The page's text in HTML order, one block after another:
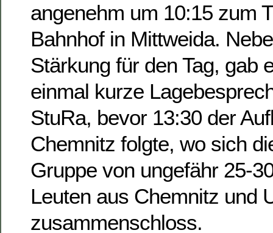
angenehm um 10:15 zum
Bahnhof in Mittweida.
Stärkung für den Tag, gab
einmal kurze
StuRa, bevor 13:30 der
Chemnitz folgte, wo sich
Gruppe von ungefähr 25-
Leuten aus Chemnitz und
zusammenschloss.